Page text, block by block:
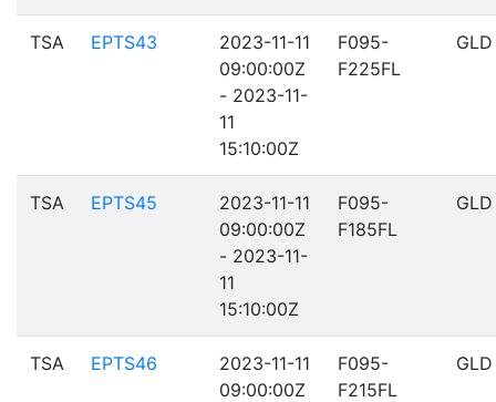
TSA EPTS43
2023-11-11
09:00:00Z
- 2023-11-
11
15:10:00Z
F095-
F225FL
GLD
TSA EPTS45
2023-11-11
09:00:00Z
- 2023-11-
11
15:10:00Z
F095-
F185FL
GLD
TSA EPTS46
2023-11-11
09:00:00Z
F095-
F215FL
GLD